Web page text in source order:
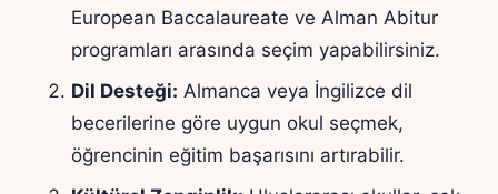
European Baccalaureate ve Alman Abitur
programları arasında seçim yapabilirsiniz.
Dil Desteği: Almanca veya İngilizce dil
becerilerine göre uygun okul seçmek,
öğrencinin eğitim başarısını artırabilir.